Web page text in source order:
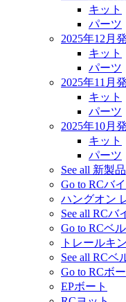
キット
パーツ
2025年12月
キット
パーツ
2025年11月
キット
パーツ
2025年10月
キット
パーツ
See all 新製品
Go to RCバ
ハングオン
See all RCバ
Go to RCベ
トレールキ
See all RCベ
Go to RCボー
EPボート